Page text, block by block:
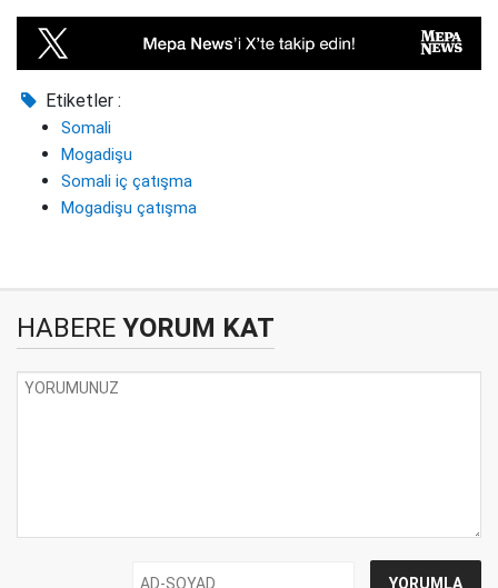
Etiketler :
Somali
Mogadişu
Somali iç çatışma
Mogadişu çatışma
HABERE YORUM KAT